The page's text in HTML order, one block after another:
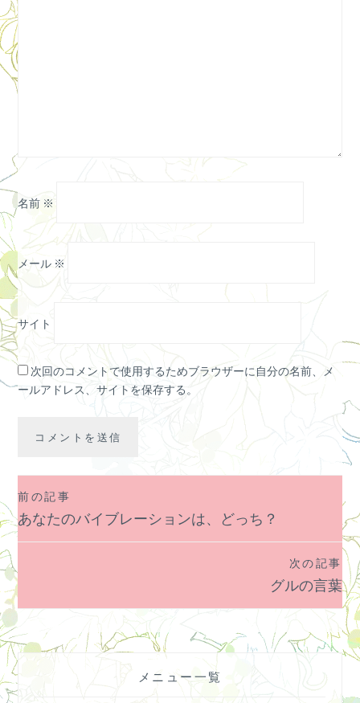
名前 ※
メール ※
サイト
次回のコメントで使用するためブラウザーに自分の名前、メ
ールアドレス、サイトを保存する。
投
稿
ビ
ゲ
ー
シ
ョ
ン
前の記事
あなたのバイブレーションは、どっち？
次の記事
グルの言葉
メニュー一覧